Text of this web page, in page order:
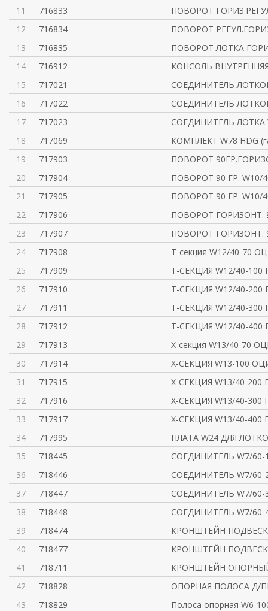
11
716833
ПОВОРОТ
12
716834
ПОВОРОТ
13
716835
ПОВОРОТ ЛОТКА
14
716912
КОНСОЛЬ
15
717021
СОЕДИНИТЕЛЬ
16
717022
СОЕДИНИТЕЛЬ
17
717023
СОЕДИНИТЕЛЬ ЛОТКА
18
717069
КОМПЛЕКТ W78 HDG
19
717903
ПОВОРОТ
20
717904
ПОВОРОТ 90 ГР. W10/
21
717905
ПОВОРОТ 90 ГР. W10/
22
717906
ПОВОРОТ ГОРИЗОНТ.
23
717907
ПОВОРОТ ГОРИЗОНТ.
24
717908
Т-секция W12/40-70
25
717909
T-СЕКЦИЯ W12/40-
26
717910
T-СЕКЦИЯ W12/40-
27
717911
T-СЕКЦИЯ W12/40-
28
717912
T-СЕКЦИЯ W12/40-
29
717913
Х-секция W13/40-70
30
717914
X-СЕКЦИЯ W13-100
31
717915
X-СЕКЦИЯ W13/40-
32
717916
X-СЕКЦИЯ W13/40-
33
717917
X-СЕКЦИЯ W13/40-
34
717995
ПЛАТА W24 ДЛЯ
35
718445
СОЕДИНИТЕЛЬ W7/
36
718446
СОЕДИНИТЕЛЬ W7/
37
718447
СОЕДИНИТЕЛЬ W7/
38
718448
СОЕДИНИТЕЛЬ W7/
39
718474
КРОНШТЕЙН
40
718477
КРОНШТЕЙН
41
718711
КРОНШТЕЙН ОПОРНЫЙ
42
718828
ОПОРНАЯ ПОЛОСА Д/
43
718829
Полоса опорная W6-